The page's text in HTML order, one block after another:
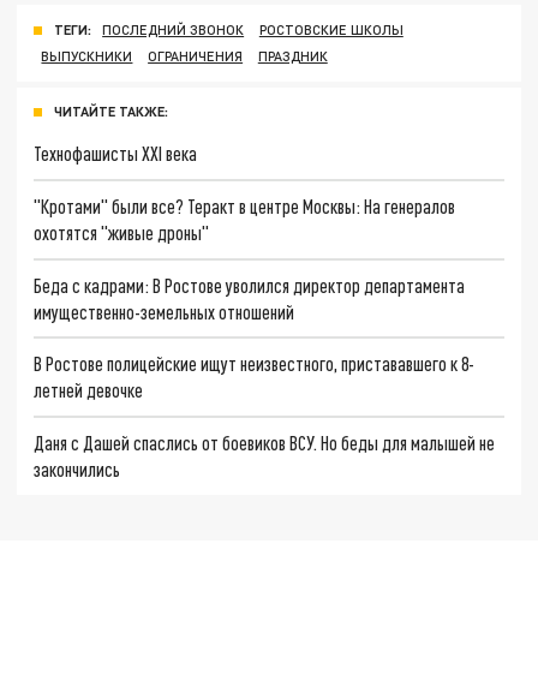
ТЕГИ: ПОСЛЕДНИЙ ЗВОНОК
РОСТОВСКИЕ ШКОЛЫ
ВЫПУСКНИКИ
ОГРАНИЧЕНИЯ ПРАЗДНИК
ЧИТАЙТЕ ТАКЖЕ:
Технофашисты XXI века
"Кротами" были все? Теракт в центре Москвы: На генералов
охотятся "живые дроны"
Беда с кадрами: В Ростове уволился директор департамента
имущественно-земельных отношений
В Ростове полицейские ищут неизвестного, пристававшего к 8-
летней девочке
Даня с Дашей спаслись от боевиков ВСУ. Но беды для малышей не
закончились